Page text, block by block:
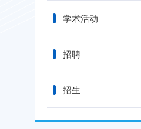
学术活动
招聘
招生